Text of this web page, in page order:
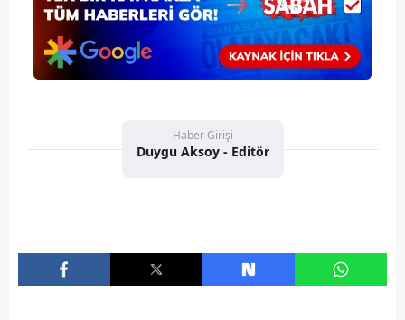
Haber Girişi
Duygu Aksoy - Editör